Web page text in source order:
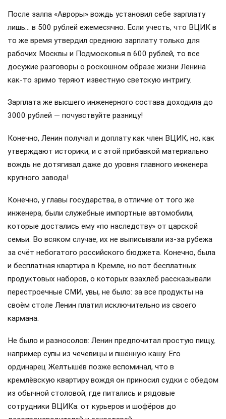
После залпа «Авроры» вождь установил себе зарплату
лишь… в 500 рублей ежемесячно. Если учесть, что ВЦИК в
то же время утвердил среднюю зарплату только для
рабочих Москвы и Подмосковья в 600 рублей, то все
досужие разговоры о роскошном образе жизни Ленина
как-то зримо теряют известную светскую интригу.
Зарплата же высшего инженерного состава доходила до
3000 рублей — почувствуйте разницу!
Конечно, Ленин получал и доплату как член ВЦИК, но, как
утверждают историки, и с этой прибавкой материально
вождь не дотягивал даже до уровня главного инженера
крупного завода!
Конечно, у главы государства, в отличие от того же
инженера, были служебные импортные автомобили,
которые достались ему «по наследству» от царской
семьи. Во всяком случае, их не выписывали из-за рубежа
за счёт небогатого российского бюджета. Конечно, была
и бесплатная квартира в Кремле, но вот бесплатных
продуктовых наборов, о которых взахлёб рассказывали
перестроечные СМИ, увы, не было: за все продукты на
своём столе Ленин платил исключительно из своего
кармана.
Не было и разносолов: Ленин предпочитал простую пищу,
например супы из чечевицы и пшённую кашу. Его
ординарец Желтышёв позже вспоминал, что в
кремлёвскую квартиру вождя он приносил судки с обедом
из обычной столовой, где питались и рядовые
сотрудники ВЦИКа: от курьеров и шофёров до